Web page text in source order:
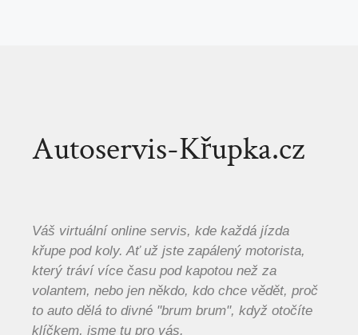
Autoservis-Křupka.cz
Váš virtuální online servis, kde každá jízda
křupe pod koly. Ať už jste zapálený motorista,
který tráví více času pod kapotou než za
volantem, nebo jen někdo, kdo chce vědět, proč
to auto dělá to divné "brum brum", když otočíte
klíčkem, jsme tu pro vás.